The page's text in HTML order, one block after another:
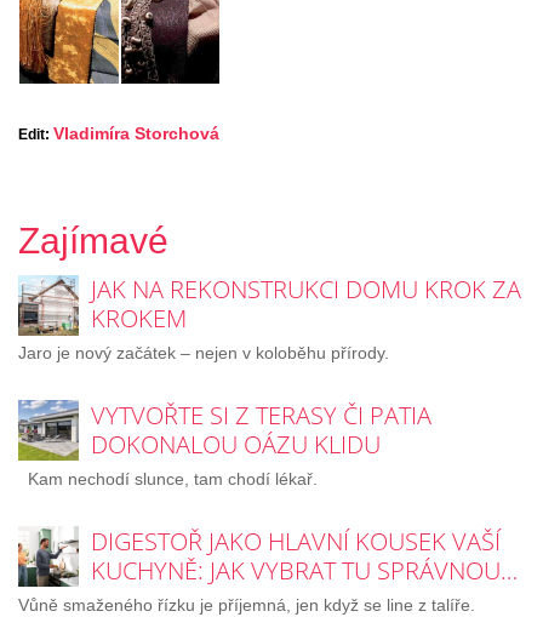
Edit: Vladimíra Storchová
Zajímavé
JAK NA REKONSTRUKCI DOMU KROK ZA
KROKEM
Jaro je nový začátek – nejen v koloběhu přírody.
VYTVOŘTE SI Z TERASY ČI PATIA
DOKONALOU OÁZU KLIDU
Kam nechodí slunce, tam chodí lékař.
DIGESTOŘ JAKO HLAVNÍ KOUSEK VAŠÍ
KUCHYNĚ: JAK VYBRAT TU SPRÁVNOU…
Vůně smaženého řízku je příjemná, jen když se line z talíře.